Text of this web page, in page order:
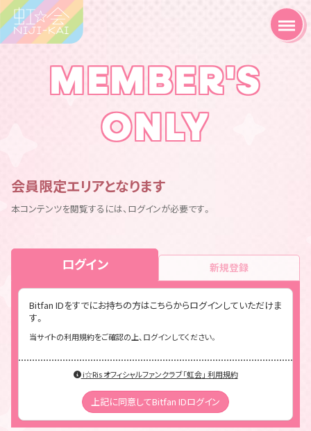
MEMBER'S
ONLY
会員限定エリアとなります
本コンテンツを閲覧するには、ログインが必要です。
ログイン 新規登録
Bitfan IDをすでにお持ちの方はこちらからログインしていただけま
す。
当サイトの利用規約をご確認の上、ログインしてください。
i☆Ris オフィシャルファンクラブ「虹会」 利用規約
上記に同意してBitfan IDログイン